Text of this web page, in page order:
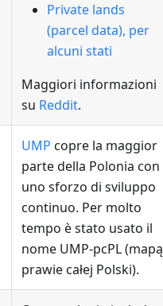
Private lands
(parcel data), per
alcuni stati
Maggiori informazioni
su Reddit.
UMP copre la maggior
parte della Polonia con
uno sforzo di sviluppo
continuo. Per molto
tempo è stato usato il
nome UMP-pcPL (mapą
prawie całej Polski).